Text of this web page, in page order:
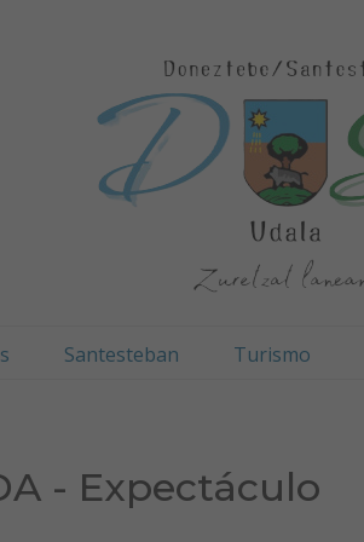
Santesteban Turismo
- Expectáculo